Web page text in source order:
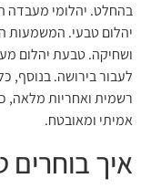
יהלום טבעי. המשמעות
ושחיקה. טבעת יהלום
לעבור בירושה. בנוסף,
רשמית ואחריות מלאה,
אמיתי ומאובטח.
איך